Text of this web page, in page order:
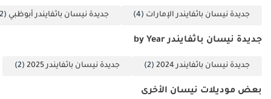
جديدة نيسان باثفايندر الإمارات (4) جديدة نيسان باثفايندر أبوظبي (2)
جديدة نيسان باثفايندر by Year
جديدة نيسان باثفايندر 2024 (2) جديدة نيسان باثفايندر 2025 (2)
بعض موديلات نيسان الأخرى